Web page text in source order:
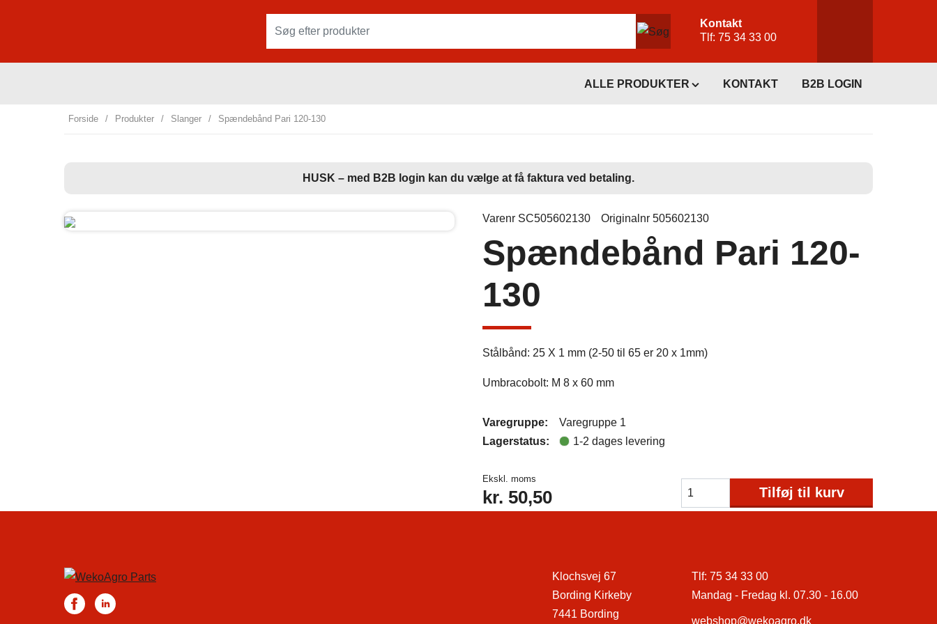
Kontakt
Tlf: 75 34 33 00
ALLE PRODUKTER KONTAKT B2B LOGIN
Forside / Produkter / Slanger / Spændebånd Pari 120-130
HUSK – med B2B login kan du vælge at få faktura ved betaling.
Varenr SC505602130 Originalnr 505602130
Spændebånd Pari 120-
130
Stålbånd: 25 X 1 mm (2-50 til 65 er 20 x 1mm)
Umbracobolt: M 8 x 60 mm
Varegruppe:
Varegruppe 1
Lagerstatus:
1-2 dages levering
Ekskl. moms
kr. 50,50 Tilføj til kurv
Klochsvej 67
Bording Kirkeby
7441 Bording
Tlf: 75 34 33 00
Mandag - Fredag kl. 07.30 - 16.00
webshop@wekoagro.dk